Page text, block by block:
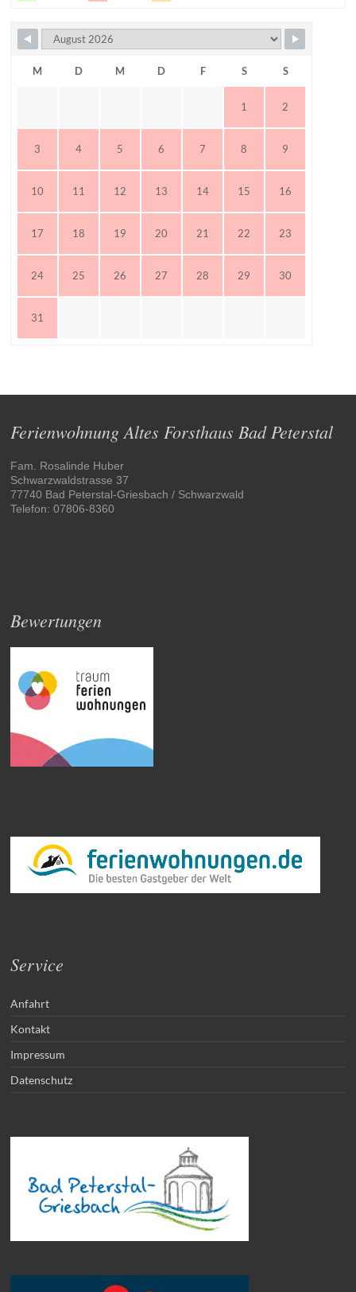
M D M D F S S
1 2
3 4 5 6 7 8 9
10 11 12 13 14 15 16
17 18 19 20 21 22 23
24 25 26 27 28 29 30
31
Ferienwohnung Altes Forsthaus Bad Peterstal
Fam. Rosalinde Huber
Schwarzwaldstrasse 37
77740 Bad Peterstal-Griesbach / Schwarzwald
Telefon: 07806-8360
Bewertungen
Service
Anfahrt
Kontakt
Impressum
Datenschutz